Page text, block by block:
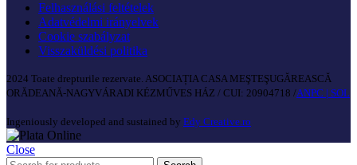
Felhasználási feltételek
Adatvédelmi irányelvek
Cookie szabályzat
Visszaküldési politika
2024 Toate drepturile rezervate. ASOCIAȚIA CASA MEŞTEŞUGĂREASCĂ
ORĂDEANĂ-NAGYVÁRADI KÉZMŰVES HÁZ / CUI: 20904718 /ANPC | SOL
Ingeniously developed and sustained by Edy Creative.ro
Close